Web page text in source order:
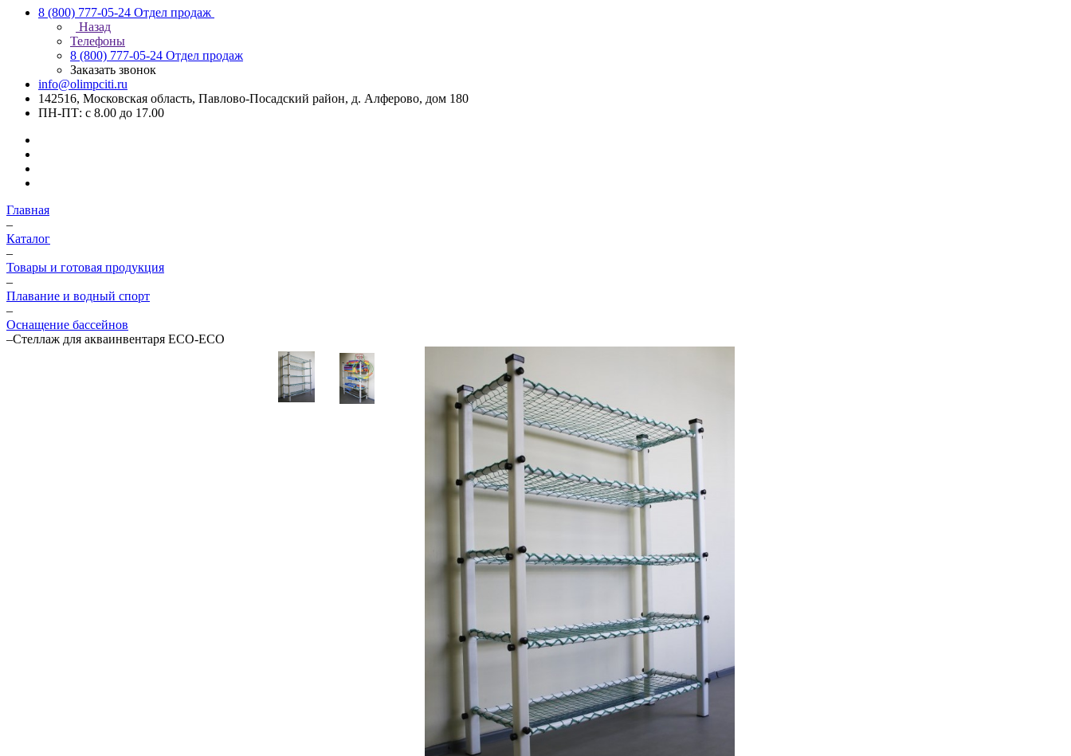
8 (800) 777-05-24 Отдел продаж
Назад
Телефоны
8 (800) 777-05-24 Отдел продаж
Заказать звонок
info@olimpciti.ru
142516, Московская область, Павлово-Посадский район, д. Алферово, дом 180
ПН-ПТ: с 8.00 до 17.00
Главная
–
Каталог
–
Товары и готовая продукция
–
Плавание и водный спорт
–
Оснащение бассейнов
–Стеллаж для акваинвентаря ECO-ECO